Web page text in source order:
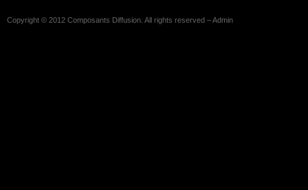
Copyright © 2012 Composants Diffusion . All rights reserved –Admin